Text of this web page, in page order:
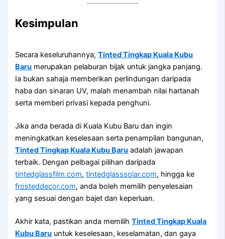
Kesimpulan
Secara keseluruhannya,Tinted Tingkap Kuala Kubu
Baru merupakan pelaburan bijak untuk jangka panjang.
Ia bukan sahaja memberikan perlindungan daripada
haba dan sinaran UV, malah menambah nilai hartanah
serta memberi privasi kepada penghuni.
Jika anda berada di Kuala Kubu Baru dan ingin
meningkatkan keselesaan serta penampilan bangunan,
Tinted Tingkap Kuala Kubu Baru adalah jawapan
terbaik. Dengan pelbagai pilihan daripada
tintedglassfilm.com,tintedglasssolar.com, hingga ke
frosteddecor.com, anda boleh memilih penyelesaian
yang sesuai dengan bajet dan keperluan.
Akhir kata, pastikan anda memilihTinted Tingkap Kuala
Kubu Baru untuk keselesaan, keselamatan, dan gaya